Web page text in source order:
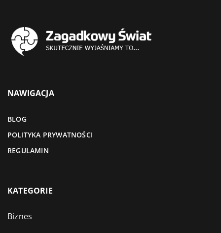
NAWIGACJA
BLOG
POLITYKA PRYWATNOŚCI
REGULAMIN
KATEGORIE
Biznes